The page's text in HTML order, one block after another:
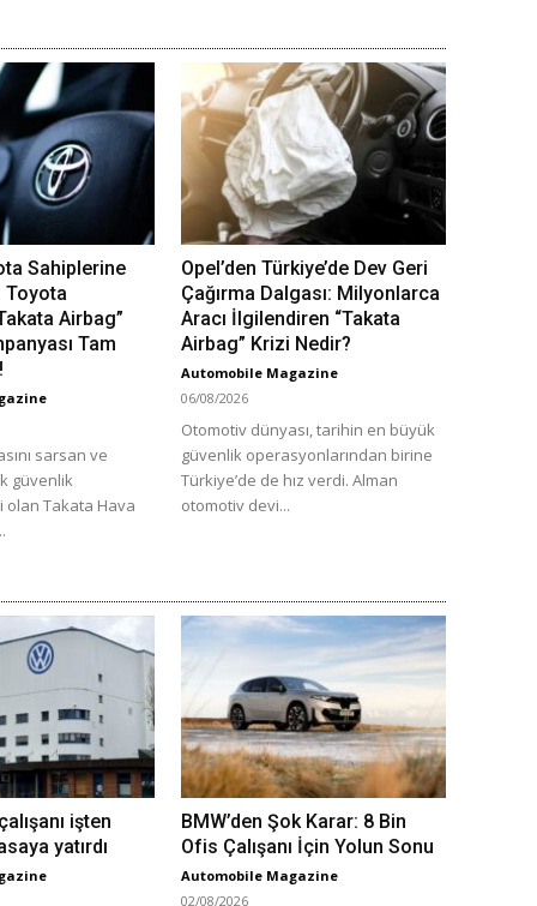
Sahiplerine
Toyota
Airbag”
Tam
sarsan ve
güvenlik
Takata Hava
Opel’den Türkiye’de Dev Geri
Çağırma Dalgası: Milyonlarca
Aracı İlgilendiren “Takata
Airbag” Krizi Nedir?
Automobile Magazine
06/08/2026
Otomotiv dünyası, tarihin en büyük
güvenlik operasyonlarından birine
Türkiye’de de hız verdi. Alman
otomotiv devi...
işten
yatırdı
BMW’den Şok Karar: 8 Bin
Ofis Çalışanı İçin Yolun Sonu
Automobile Magazine
02/08/2026